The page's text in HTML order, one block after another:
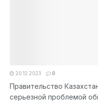
20.12.2023 0
Правительство
серьезной проблемой